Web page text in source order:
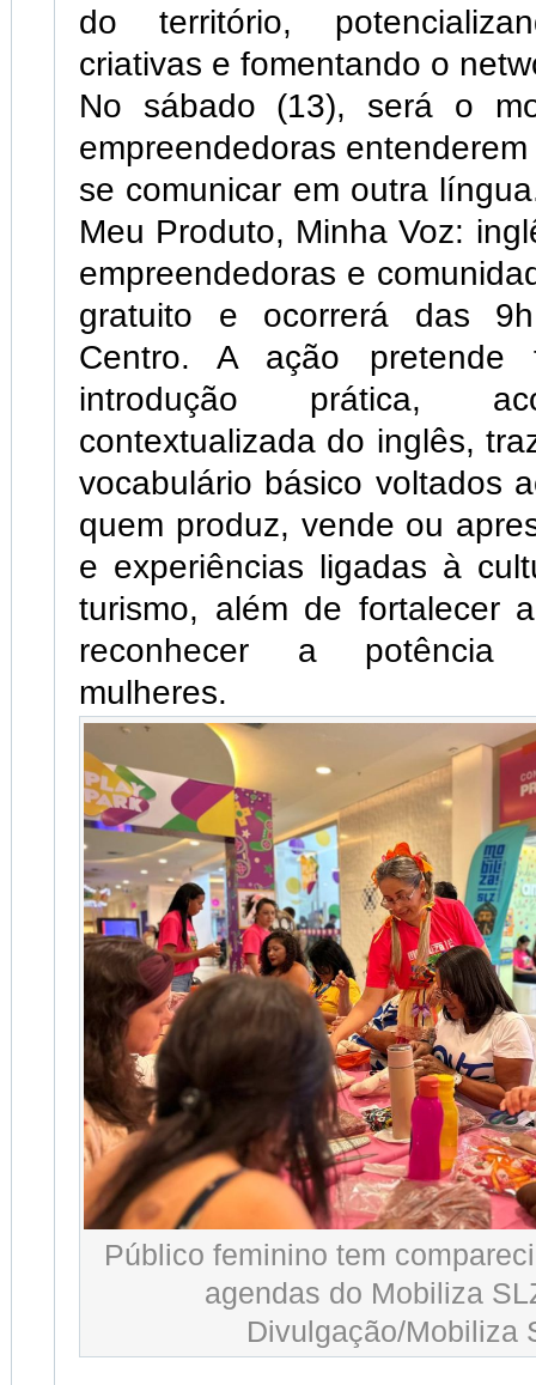
do território,
criativas e fomentando o
No sábado (13), será o
empreendedoras
se comunicar em outra
Meu Produto, Minha Voz:
empreendedoras e
gratuito e ocorrerá das
Centro. A ação pretende
introdução prática,
contextualizada do inglês,
vocabulário básico voltados
quem produz, vende ou
e experiências ligadas à
turismo, além de fortalecer
reconhecer a potência
mulheres.
Público feminino tem
agendas do Mobiliza
Divulgação/Mobiliza